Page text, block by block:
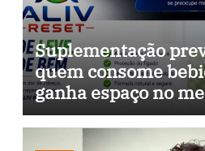
Suplementação
quem consome
ganha espaço no
brasileiro